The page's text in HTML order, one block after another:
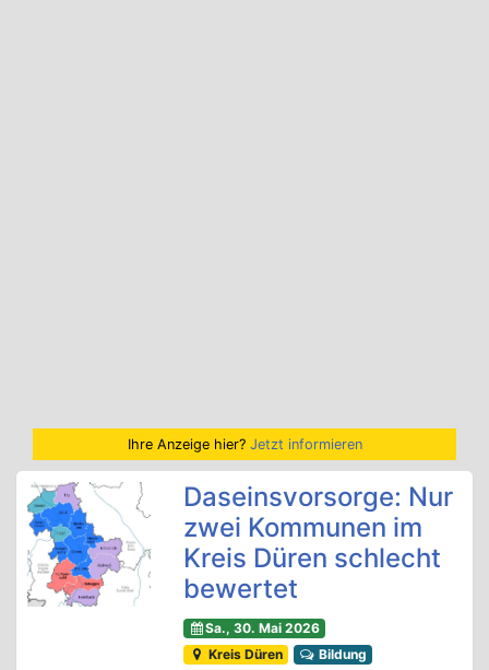
Ihre Anzeige hier? Jetzt informieren
Daseinsvorsorge: Nur
zwei Kommunen im
Kreis Düren schlecht
bewertet
Sa., 30. Mai 2026
Kreis Düren
Bildung